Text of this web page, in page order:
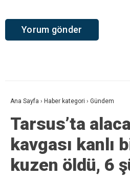
Ana Sayfa › Haber kategori › Gündem
Tarsus’ta
kavgası kanlı
kuzen öldü, 6